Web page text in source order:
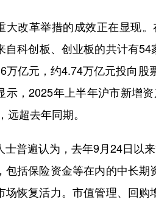
改革举措的成效正在显现。
自科创板、创业板的共计有
万亿元，约4.74万亿元投向
示，2025年上半年沪市新增
远超去年同期。
遍认为，去年9月24日以来
包括保险资金等在内的中长
场恢复活力。市值管理、回